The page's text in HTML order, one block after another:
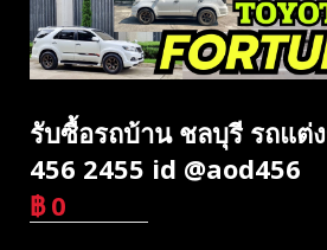
รับซื้อรถบ้าน ชลบุรี รถแต่
456 2455 id @aod456
฿ 0